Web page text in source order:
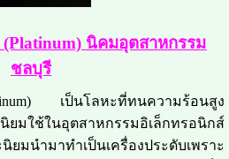
นิคมอุตสาหกรรม
ชลบุรี
เป็นโลหะที่ทนความร้อนสูง
ใช้ในอุตสาหกรรมอิเล็กทรอนิกส์
มนำมาทำเป็นเครื่องประดับเพราะ